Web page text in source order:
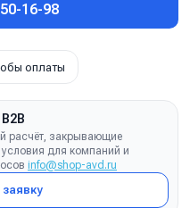
16-98
оплаты
расчёт, закрывающие
для компаний и
info@shop-avd.ru